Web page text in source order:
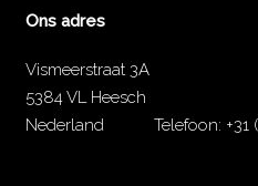
Ons adres
Vismeerstraat 3A
5384 VL Heesch
Nederland
Telefoon: